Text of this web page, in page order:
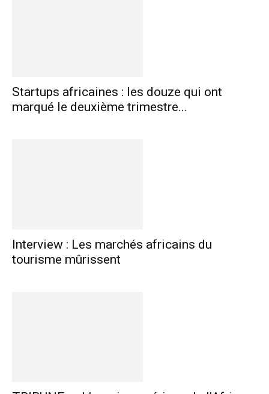
Startups africaines : les douze qui ont
marqué le deuxième trimestre...
Interview : Les marchés africains du
tourisme mûrissent